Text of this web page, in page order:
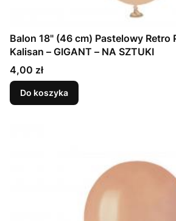
Balon 18" (46 cm) Pastelowy Retro
Kalisan – GIGANT – NA SZTUKI
Cena
4,00 zł
Do koszyka